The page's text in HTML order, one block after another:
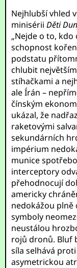
Nejhlubší vhled
minisériiDěti
„Nejde o to,
schopnost
podstatu
chlubit
stíhačkami a
ale Írán –
čínským
ukázal, že
raketovými
sekundárních
impérium
munice
interceptory
přehodnocují
americky
nedokážou plně
symboly
neustálou
rojů dronů. Bluf
síla selhává
asymetrickou